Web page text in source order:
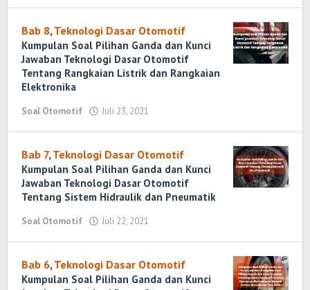
Bab 8, Teknologi Dasar Otomotif
Kumpulan Soal Pilihan Ganda dan Kunci
Jawaban Teknologi Dasar Otomotif
Tentang Rangkaian Listrik dan Rangkaian
Elektronika
Soal Otomotif Juli 23, 2021
Bab 7, Teknologi Dasar Otomotif
Kumpulan Soal Pilihan Ganda dan Kunci
Jawaban Teknologi Dasar Otomotif
Tentang Sistem Hidraulik dan Pneumatik
Soal Otomotif Juli 22, 2021
Bab 6, Teknologi Dasar Otomotif
Kumpulan Soal Pilihan Ganda dan Kunci